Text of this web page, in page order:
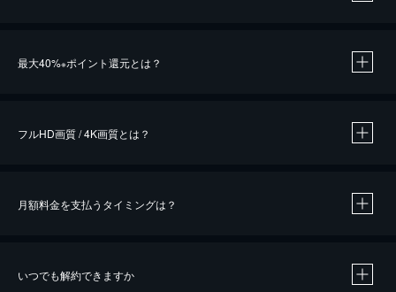
最大40%※ポイント還元とは？
※40％ポイント還元の対象は、クレジットカード決済による作品の購入 / レンタルです。
フルHD画質 / 4K画質とは？
月額料金を支払うタイミングは？
いつでも解約できますか